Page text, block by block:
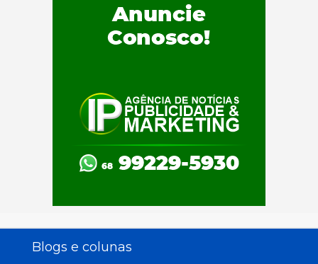
Blogs e colunas